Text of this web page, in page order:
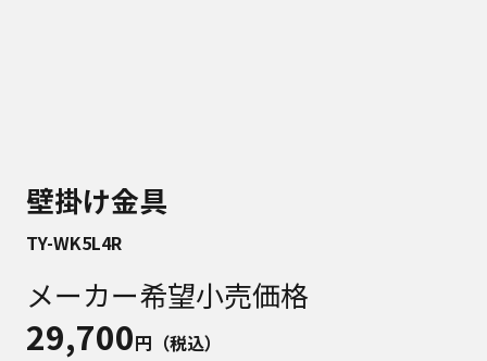
壁掛け金具
TY-WK5L4R
メーカー希望小売価格
29,700円（税込）